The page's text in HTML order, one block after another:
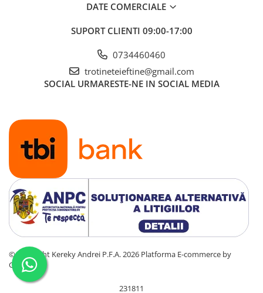
DATE COMERCIALE
SUPORT CLIENTI 09:00-17:00
0734460460
trotineteieftine@gmail.com
SOCIAL URMARESTE-NE IN SOCIAL MEDIA
©Copyright Kereky Andrei P.F.A. 2026 Platforma E-commerce by
Gomag
231811